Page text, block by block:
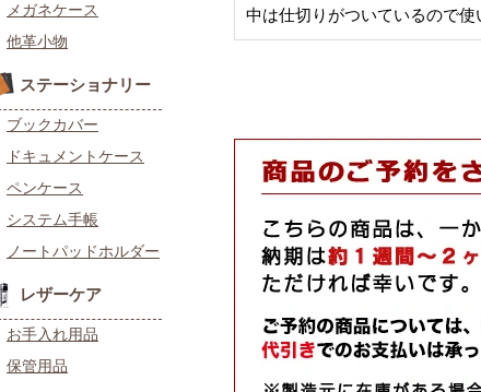
メガネケース
他革小物
ステーショナリー
ブックカバー
ドキュメントケース
ペンケース
システム手帳
ノートパッドホルダー
レザーケア
お手入れ用品
保管用品
中は仕切りがついているので使